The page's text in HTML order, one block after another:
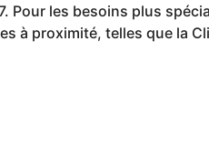
Pour les besoins plus
à proximité, telles que la